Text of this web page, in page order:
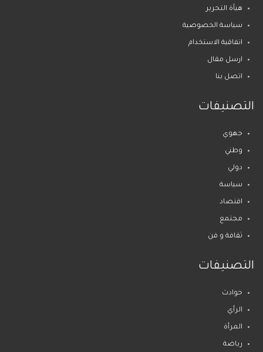
هيأة التحرير
سياسة الخصوصية
اتفاقية الاستخدام
ارسل مقال
اتصل بنا
التصنيفات
جهوي
وطني
دولي
سياسة
اقتصاد
مجتمع
ثقافة و فن
التصنيفات
حوادث
الرأي
المرأة
رياضة